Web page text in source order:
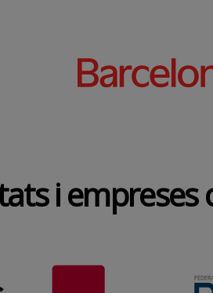
i empreses